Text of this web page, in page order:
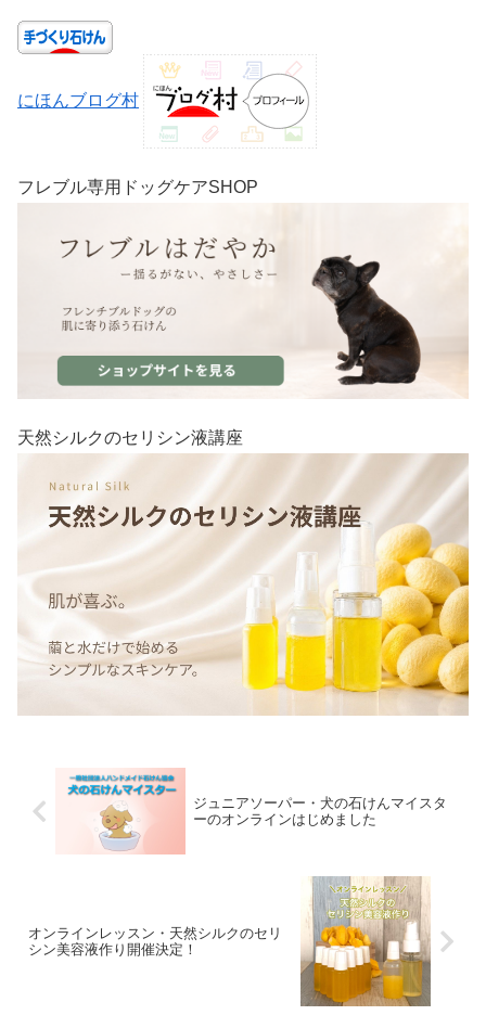
にほんブログ村
フレブル専用ドッグケアSHOP
天然シルクのセリシン液講座
ジュニアソーパー・犬の石けんマイスタ
ーのオンラインはじめました
オンラインレッスン・天然シルクのセリ
シン美容液作り開催決定！